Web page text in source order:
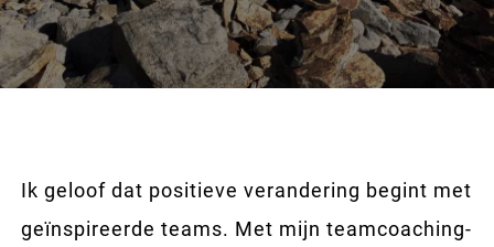
Ik geloof dat positieve verandering begint met
geïnspireerde teams. Met mijn teamcoaching-